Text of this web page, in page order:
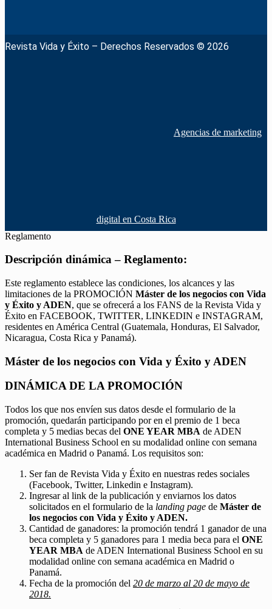
Revista Vida y Éxito – Derechos Reservados © 2026
Agencias de marketing
digital en Costa Rica
Reglamento
Descripción dinámica – Reglamento:
Este reglamento establece las condiciones, los alcances y las
limitaciones de la PROMOCIÓN Máster de los negocios con Vida
y Éxito y ADEN, que se ofrecerá a los FANS de la Revista Vida y
Éxito en FACEBOOK, TWITTER, LINKEDIN e INSTAGRAM,
residentes en América Central (Guatemala, Honduras, El Salvador,
Nicaragua, Costa Rica y Panamá).
Máster de los negocios con Vida y Éxito y ADEN
DINÁMICA DE LA PROMOCIÓN
Todos los que nos envíen sus datos desde el formulario de la
promoción, quedarán participando por en el premio de 1 beca
completa y 5 medias becas del ONE YEAR MBA de ADEN
International Business School en su modalidad online con semana
académica en Madrid o Panamá. Los requisitos son:
Ser fan de Revista Vida y Éxito en nuestras redes sociales
(Facebook, Twitter, Linkedin e Instagram).
Ingresar al link de la publicación y enviarnos los datos
solicitados en el formulario de la landing page de Máster de
los negocios con Vida y Éxito y ADEN.
Cantidad de ganadores: la promoción tendrá 1 ganador de una
beca completa y 5 ganadores para 1 media beca para el ONE
YEAR MBA de ADEN International Business School en su
modalidad online con semana académica en Madrid o
Panamá.
Fecha de la promoción del 20 de marzo al 20 de mayo de
2018.